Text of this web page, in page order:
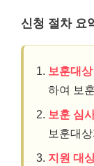
신청 절차 요
보훈대
하여 보
보훈 심
보훈대
지원 대